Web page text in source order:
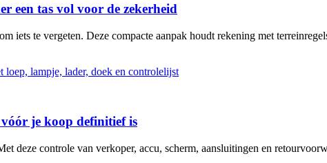
een tas vol voor de zekerheid
iets te vergeten. Deze compacte aanpak houdt rekening met
je koop definitief is
deze controle van verkoper, accu, scherm, aansluitingen en